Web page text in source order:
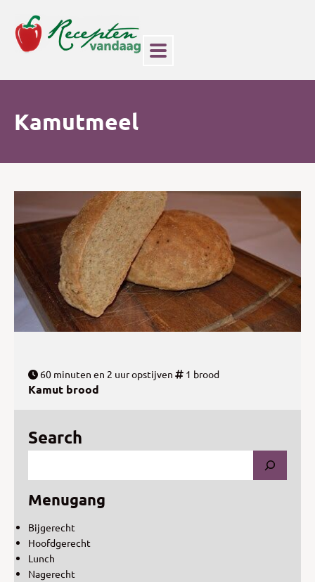
Kamutmeel
60 minuten en 2 uur opstijven 1 brood
Kamut brood
Search
Menugang
Bijgerecht
Hoofdgerecht
Lunch
Nagerecht